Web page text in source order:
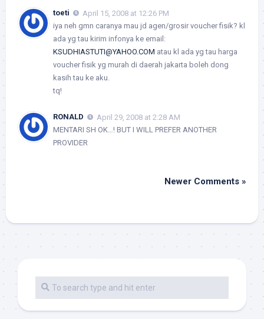
toeti
April 15, 2008 at 12:26 PM
iya neh gmn caranya mau jd agen/grosir voucher fisik? kl
ada yg tau kirim infonya ke email:
KSUDHIASTUTI@YAHOO.COM atau kl ada yg tau harga
voucher fisik yg murah di daerah jakarta boleh dong
kasih tau ke aku.
tq!
RONALD
April 29, 2008 at 2:28 AM
MENTARI SH OK…! BUT I WILL PREFER ANOTHER
PROVIDER
Newer Comments »